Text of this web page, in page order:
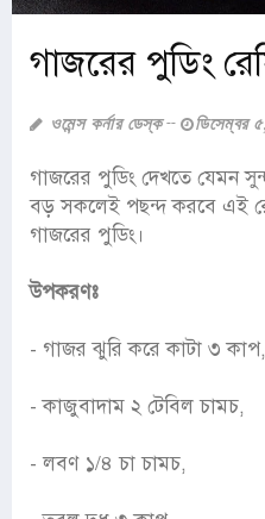
গাজরের পুডিং
ওমেন্স কর্নার ডেস্ক ডিসেম্বর
গাজরের পুডিং দেখতে যেমন
বড় সকলেই পছন্দ করবে এই
গাজরের পুডিং।
উপকরণঃ
- গাজর ঝুরি করে কাটা ৩ কাপ,
- কাজুবাদাম ২ টেবিল চামচ,
- লবণ ১/৪ চা চামচ,